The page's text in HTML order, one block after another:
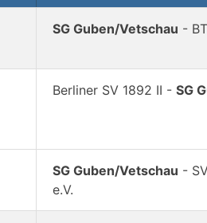
SG Guben/Vetschau -
Berliner SV 1892 II - SG
SG Guben/Vetschau -
e.V.